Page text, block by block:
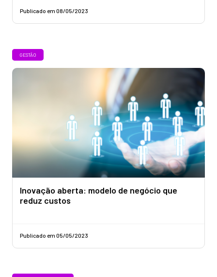
Publicado em 08/05/2023
GESTÃO
Inovação aberta: modelo de negócio que
reduz custos
Publicado em 05/05/2023